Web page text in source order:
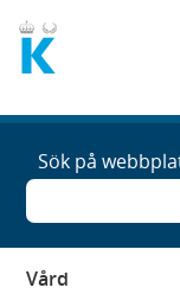
Sök på
Vård